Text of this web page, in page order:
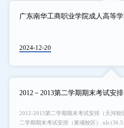
广东南华工商职业学院成人高等
2024-12-20
2012－2013第二学期期末考试安排
2012-2013第二学期期末考试安排（天河
二学期期末考试安排（黄埔校区）.xls